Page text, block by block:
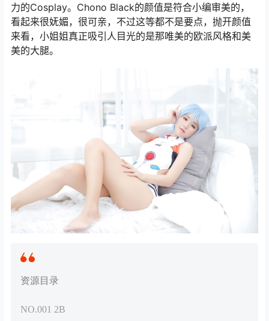
力的Cosplay。Chono Black的颜值是符合小编审美的，
看起来很妩媚，很可亲，不过这等都不是要点，抛开颜值
来看，小姐姐真正吸引人目光的是那唯美的欧派风格和美
美的大腿。
资源目录
NO.001 2B